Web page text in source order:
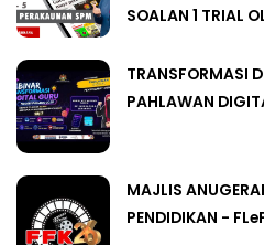
SOALAN 1 TRIAL
TRANSFORMASI
PAHLAWAN
MAJLIS
PENDIDIKAN -